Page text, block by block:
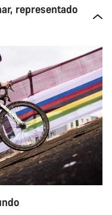
representado